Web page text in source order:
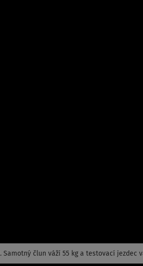
. Samotný člun váží 55 kg a testovací jezdec